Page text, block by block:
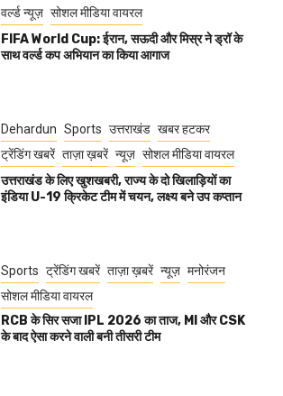
वर्ल्ड न्यूज़ सोशल मीडिया वायरल
FIFA World Cup: ईरान, सऊदी और मिस्र ने ड्रॉ के
साथ वर्ल्ड कप अभियान का किया आगाज
Dehardun Sports उत्तराखंड खबर हटकर
ट्रेंडिंग खबरें ताज़ा ख़बरें न्यूज़ सोशल मीडिया वायरल
उत्तराखंड के लिए खुशखबरी, राज्य के दो खिलाड़ियों का
इंडिया U-19 क्रिकेट टीम में चयन, लक्ष्य बने उप कप्तान
Sports ट्रेंडिंग खबरें ताज़ा ख़बरें न्यूज़ मनोरंजन
सोशल मीडिया वायरल
RCB के सिर सजा IPL 2026 का ताज, MI और CSK
के बाद ऐसा करने वाली बनी तीसरी टीम